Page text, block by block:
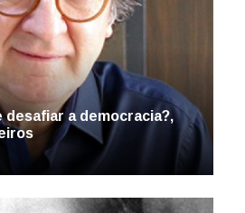
desafiar a democracia?,